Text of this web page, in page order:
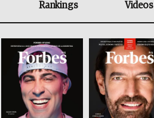
Rankings Videos